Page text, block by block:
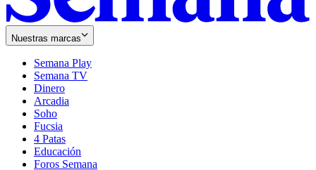
Nuestras marcas
Semana Play
Semana TV
Dinero
Arcadia
Soho
in
new
window
Fucsia
in
new
window
4 Patas
Educación
Foros Semana